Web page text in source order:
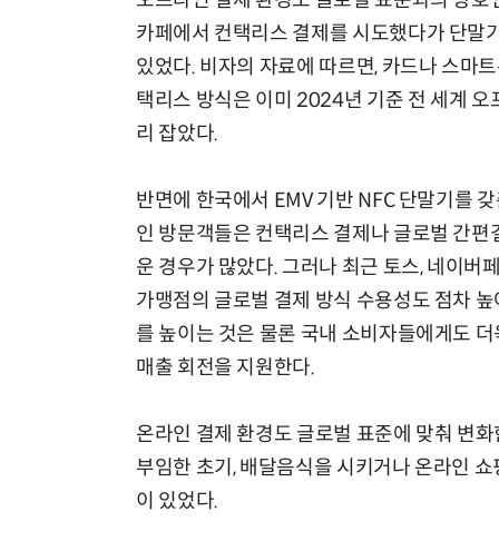
카페에서 컨택리스 결제를 시도했다가 단말
있었다. 비자의 자료에 따르면, 카드나 스마
택리스 방식은 이미 2024년 기준 전 세계
리 잡았다.
반면에 한국에서 EMV 기반 NFC 단말기를
인 방문객들은 컨택리스 결제나 글로벌 간
운 경우가 많았다. 그러나 최근 토스, 네이버
가맹점의 글로벌 결제 방식 수용성도 점차
를 높이는 것은 물론 국내 소비자들에게도
매출 회전을 지원한다.
온라인 결제 환경도 글로벌 표준에 맞춰 변
부임한 초기, 배달음식을 시키거나 온라인
이 있었다.